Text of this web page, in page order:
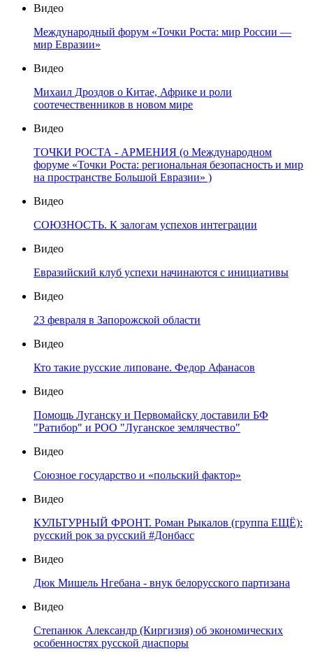
Видео
Международный форум «Точки Роста: мир России —
мир Евразии»
Видео
Михаил Дроздов о Китае, Африке и роли
соотечественников в новом мире
Видео
ТОЧКИ РОСТА - АРМЕНИЯ (о Международном
форуме «Точки Роста: региональная безопасность и мир
на пространстве Большой Евразии» )
Видео
СОЮЗНОСТЬ. К залогам успехов интеграции
Видео
Евразийский клуб успехи начинаются с инициативы
Видео
23 февраля в Запорожской области
Видео
Кто такие русские липоване. Федор Афанасов
Видео
Помощь Луганску и Первомайску доставили БФ
"Ратибор" и РОО "Луганское землячество"
Видео
Союзное государство и «польский фактор»
Видео
КУЛЬТУРНЫЙ ФРОНТ. Роман Рыкалов (группа ЕЩЁ):
русский рок за русский #Донбасс
Видео
Дюк Мишель Нгебана - внук белорусского партизана
Видео
Степанюк Александр (Киргизия) об экономических
особенностях русской диаспоры